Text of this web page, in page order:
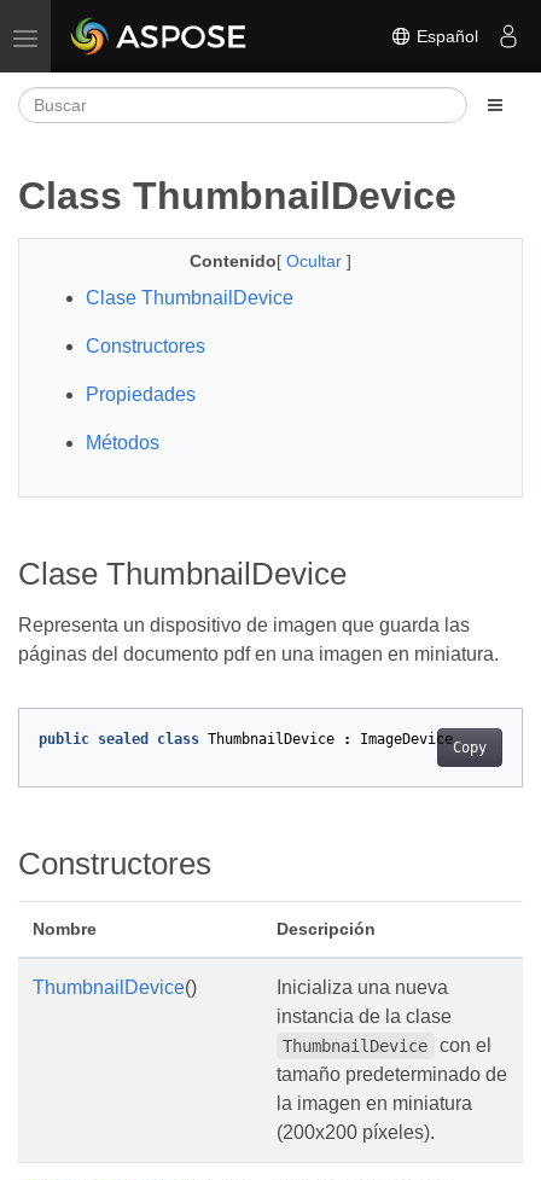
Alternar navegación Español
Class ThumbnailDevice
Contenido[ Ocultar ]
Clase ThumbnailDevice
Constructores
Propiedades
Métodos
Clase ThumbnailDevice
Representa un dispositivo de imagen que guarda las
páginas del documento pdf en una imagen en miniatura.
Copy
public sealed class ThumbnailDevice : ImageDevice
Constructores
Nombre Descripción
ThumbnailDevice()
Inicializa una nueva
instancia de la clase
ThumbnailDevice
con el
tamaño predeterminado de
la imagen en miniatura
(200x200 píxeles).